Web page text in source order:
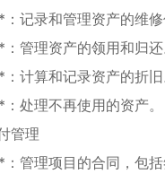
记录和管理资产的维修
管理资产的领用和归还
计算和记录资产的折旧
处理不再使用的资产。
管理
管理项目的合同，包